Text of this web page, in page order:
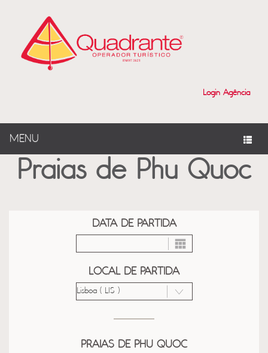
Login Agência
MENU
Praias de Phu Quoc
DATA DE PARTIDA
LOCAL DE PARTIDA
PRAIAS DE PHU QUOC